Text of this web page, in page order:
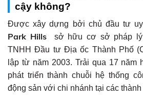
cậy không?
Được xây dựng bởi chủ đầu tư
Park Hillssở hữu cơ sở pháp lý
TNHH Đầu tư Địa ốc Thành Phố
lập từ năm 2003. Trải qua 17 năm
phát triển thành chuỗi hệ thống
động sản với chi nhánh tại các